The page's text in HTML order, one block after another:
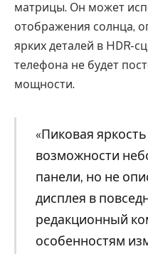
матрицы. Он может
отображения солнца,
ярких деталей в HDR-
телефона не будет
мощности.
«Пиковая
возможности
панели, но не
дисплея в
редакционный
особенностям